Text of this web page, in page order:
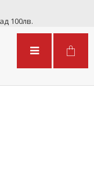
100лв.